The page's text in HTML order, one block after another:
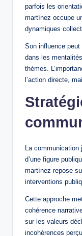
parfois les
martínez occupe
dynamiques
Son influence
dans les
thèmes.
l’action directe,
La communication
d’une figure
martínez repose
interventions
Cette approche
cohérence
sur les valeurs
incohérences